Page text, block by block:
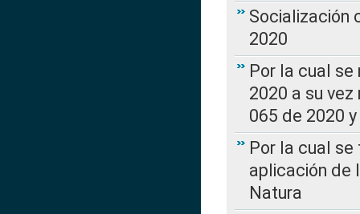
Socialización
2020
Por la cual se
2020 a su
065 de 2020
Por la cual
aplicación de
Natura